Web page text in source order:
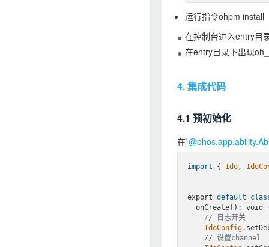
运行指令ohpm install
在控制台进入entry目
在entry目录下出现
4. 集成代码
4.1 预初始化
在
import { Ido,
export default
// 日志开关
IdoConfig
// 设置channel